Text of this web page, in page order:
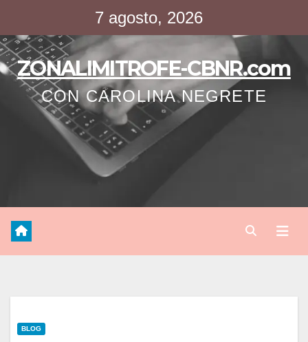
contenido
7 agosto, 2026
ZONALIMITROFE-CBNR.com
CON CAROLINA NEGRETE
BLOG